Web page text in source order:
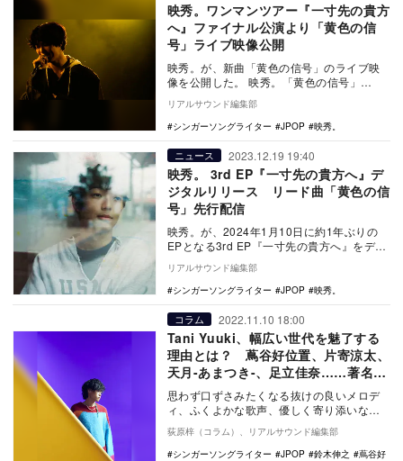
映秀。ワンマンツアー『一寸先の貴方
へ』ファイナル公演より「黄色の信
号」ライブ映像公開
映秀。が、新曲「黄色の信号」のライブ映
像を公開した。 映秀。「黄色の信号」
CLUB QUATTRO TOUR "一寸先の貴方へ…
リアルサウンド編集部
シンガーソングライター
JPOP 映秀。
ニュース 2023.12.19 19:40
映秀。 3rd EP『一寸先の貴方へ』デ
ジタルリリース リード曲「黄色の信
号」先行配信
映秀。が、2024年1月10日に約1年ぶりの
EPとなる3rd EP『一寸先の貴方へ』をデジ
タルリリース。さらに、リード曲「黄色
の…
リアルサウンド編集部
シンガーソングライター
JPOP 映秀。
コラム 2022.11.10 18:00
Tani Yuuki、幅広い世代を魅了する
理由とは？ 蔦谷好位置、片寄涼太、
天月-あまつき-、足立佳奈……著名人
のコメントから紐解く
思わず口ずさみたくなる抜けの良いメロデ
ィ、ふくよかな歌声、優しく寄り添いなが
らも強い決意を感じさせるような歌詞で、
幅広い聴き手か…
荻原梓（コラム）、リアルサウンド編集部
シンガーソングライター
JPOP 鈴木伸之
蔦谷好